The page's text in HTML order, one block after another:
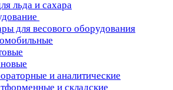
льда и сахара
для весового оборудования
и аналитические
и складские